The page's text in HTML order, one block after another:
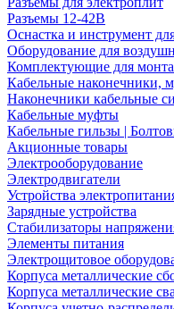
Разъемы 12-42В
Оснастка и инструмент
Оборудование для
Комплектующие для
Кабельные наконечники,
Наконечники кабельные
Кабельные муфты
Кабельные гильзы |
Акционные товары
Электрооборудование
Электродвигатели
Устройства
Зарядные устройства
Стабилизаторы
Элементы питания
Электрощитовое
Корпуса металлические
Корпуса металлические